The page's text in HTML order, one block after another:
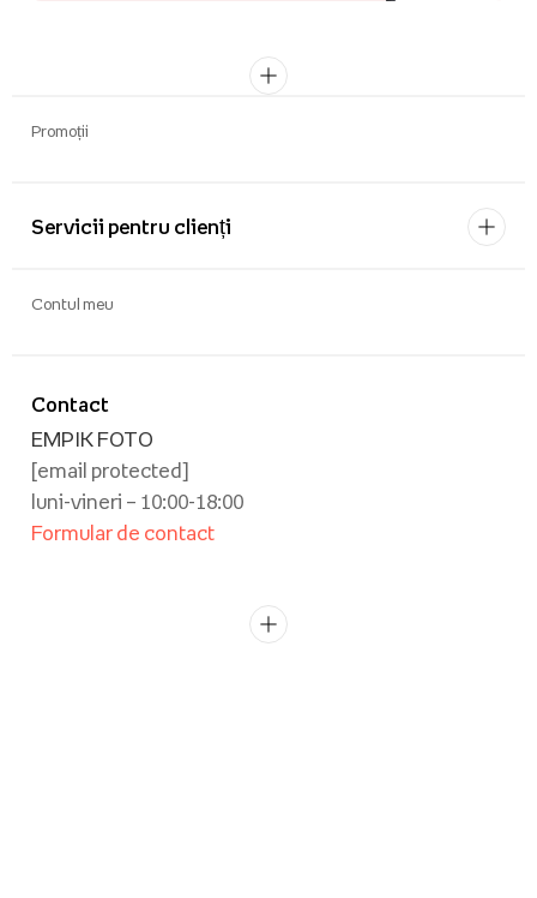
Promoții
Servicii pentru clienți
Contact
EMPIK FOTO
[email protected]
luni-vineri – 10:00-18:00
Formular de contact
Contul meu